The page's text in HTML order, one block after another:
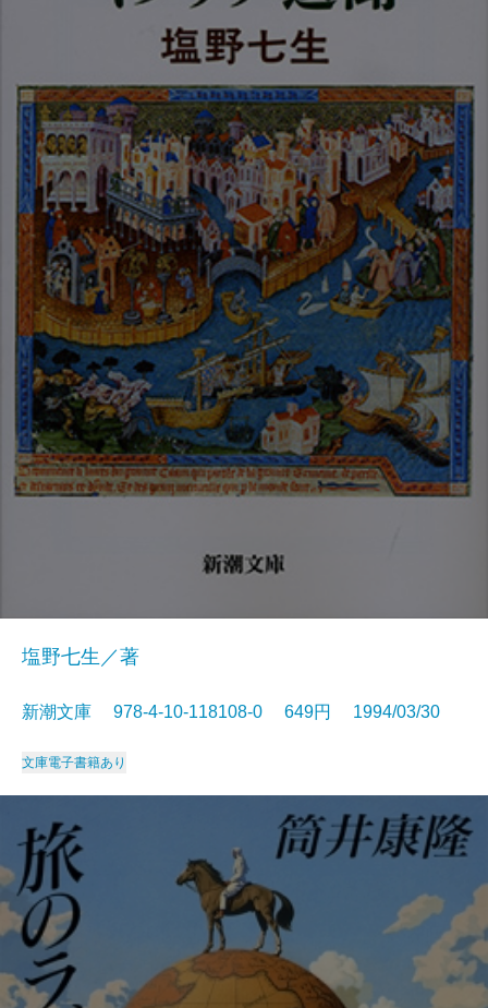
塩野七生／著
新潮文庫 978-4-10-118108-0 649円 1994/03/30
文庫電子書籍あり